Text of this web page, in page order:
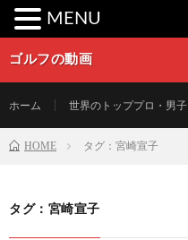
ゴルフの動画
ホーム 世界のトッププロ・男子
HOME タグ：宮崎宣子
タグ：宮崎宣子
MENU